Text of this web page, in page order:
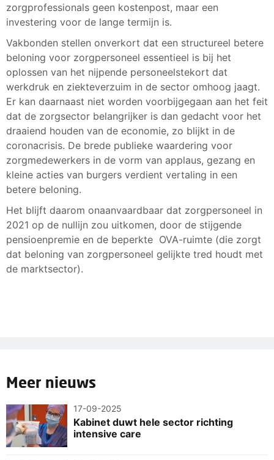
zorgprofessionals geen kostenpost, maar een
investering voor de lange termijn is.
Vakbonden stellen onverkort dat een structureel betere
beloning voor zorgpersoneel essentieel is bij het
oplossen van het nijpende personeelstekort dat
werkdruk en ziekteverzuim in de sector omhoog jaagt.
Er kan daarnaast niet worden voorbijgegaan aan het feit
dat de zorgsector belangrijker is dan gedacht voor het
draaiend houden van de economie, zo blijkt in de
coronacrisis. De brede publieke waardering voor
zorgmedewerkers in de vorm van applaus, gezang en
kleine acties van burgers verdient vertaling in een
betere beloning.
Het blijft daarom onaanvaardbaar dat zorgpersoneel in
2021 op de nullijn zou uitkomen, door de stijgende
pensioenpremie en de beperkte OVA-ruimte (die zorgt
dat beloning van zorgpersoneel gelijkte tred houdt met
de marktsector).
Meer nieuws
17-09-2025
Kabinet duwt hele sector richting
intensive care